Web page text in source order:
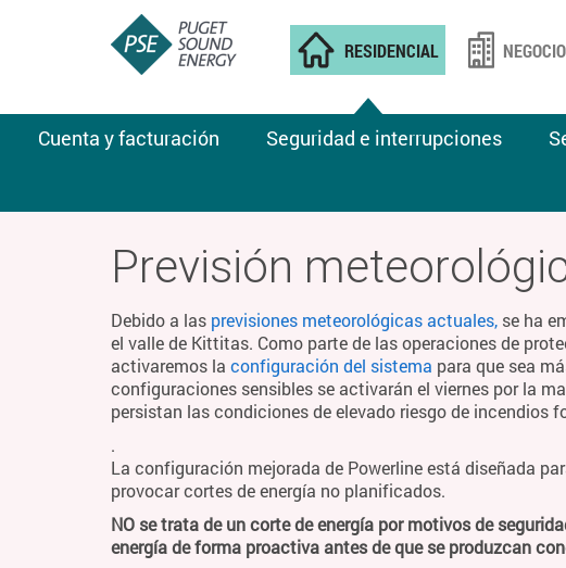
RESIDENCIAL
Cuenta y facturación Seguridad e interrupciones
NEGOCIO
Previsión
Debido a las previsiones meteorológicas actuales, se ha
el valle de Kittitas. Como parte de las operaciones de
activaremos la configuración del sistema para que sea
configuraciones sensibles se activarán el viernes por la
persistan las condiciones de elevado riesgo de incendios
.
La configuración mejorada de Powerline está diseñada
provocar cortes de energía no planificados.
NO se trata de un corte de energía por motivos de
energía de forma proactiva antes de que se produzcan